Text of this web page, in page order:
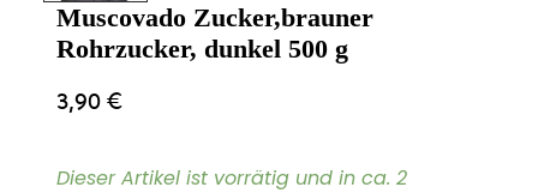
Muscovado Zucker,brauner
Rohrzucker, dunkel 500 g
3,90€
Dieser Artikel ist vorrätig und in ca. 2